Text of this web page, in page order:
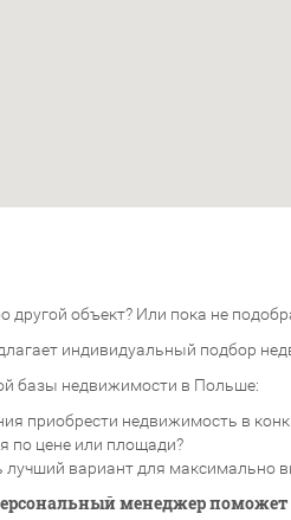
другой объект? Или пока не
индивидуальный подбор
базы недвижимости в Польше:
приобрести недвижимость в
по цене или площади?
лучший вариант для максимально
менеджер